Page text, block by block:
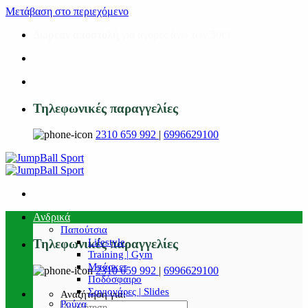
Μετάβαση στο περιεχόμενο
Τηλεφωνικές παραγγελίες
2310 659 992 | 6996629100
Τηλεφωνικές παραγγελίες
2310 659 992 | 6996629100
Αναζήτηση για:
Ανδρικά
Παπούτσια
Lifestyle
Training | Gym
Μπάσκετ
Ποδόσφαιρο
Σαγιονάρες | Slides
Ρούχα